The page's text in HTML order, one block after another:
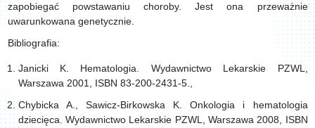
zapobiegać powstawaniu choroby. Jest ona przeważnie
uwarunkowana genetycznie.
Bibliografia:
Janicki K. Hematologia. Wydawnictwo Lekarskie PZWL,
Warszawa 2001, ISBN 83-200-2431-5.,
Chybicka A., Sawicz-Birkowska K. Onkologia i hematologia
dziecięca. Wydawnictwo Lekarskie PZWL, Warszawa 2008, ISBN